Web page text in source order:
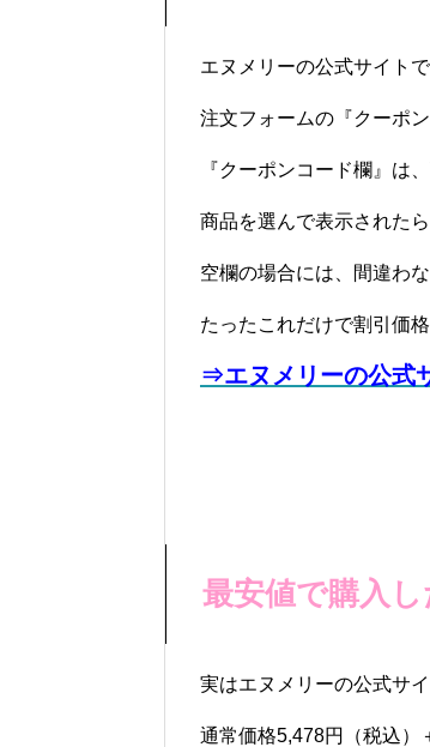
エヌメリーの公式サイト
注文フォームの『クーポ
『クーポンコード欄』は
商品を選んで表示された
空欄の場合には、間違わ
たったこれだけで割引価
⇒エヌメリーの公式
最安値で購入し
実はエヌメリーの公式サ
通常価格5,478円（税込）